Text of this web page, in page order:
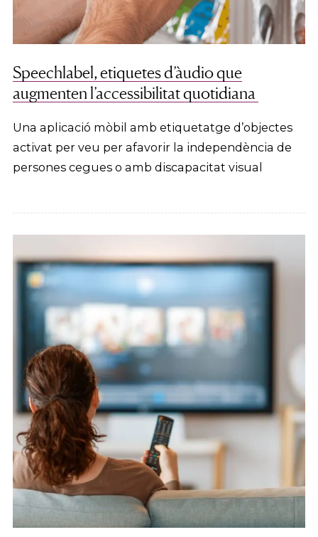
Speechlabel, etiquetes d’àudio que
augmenten l’accessibilitat quotidiana
Una aplicació mòbil amb etiquetatge d’objectes
activat per veu per afavorir la independència de
persones cegues o amb discapacitat visual